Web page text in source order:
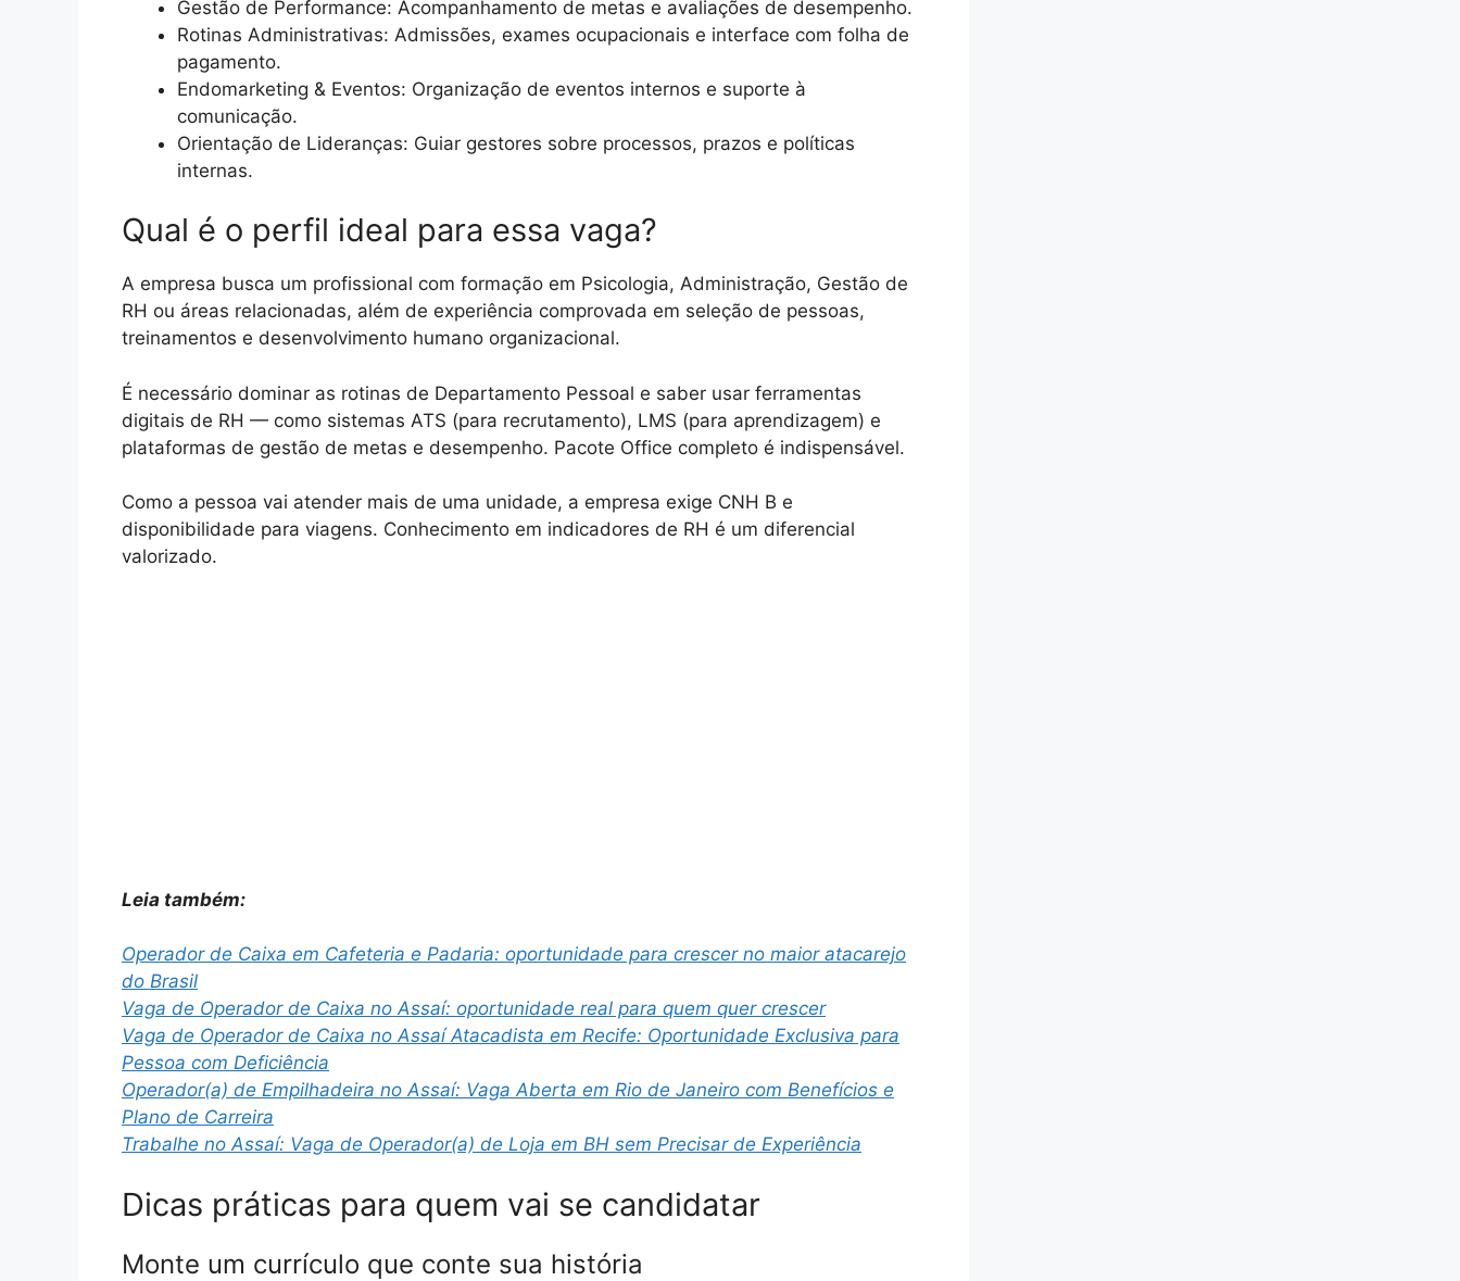
Gestão de Performance: Acompanhamento de metas e avaliações de desempenho.
Rotinas Administrativas: Admissões, exames ocupacionais e interface com folha de
pagamento.
Endomarketing & Eventos: Organização de eventos internos e suporte à
comunicação.
Orientação de Lideranças: Guiar gestores sobre processos, prazos e políticas
internas.
Qual é o perfil ideal para essa vaga?
A empresa busca um profissional com formação em Psicologia, Administração, Gestão de
RH ou áreas relacionadas, além de experiência comprovada em seleção de pessoas,
treinamentos e desenvolvimento humano organizacional.
É necessário dominar as rotinas de Departamento Pessoal e saber usar ferramentas
digitais de RH — como sistemas ATS (para recrutamento), LMS (para aprendizagem) e
plataformas de gestão de metas e desempenho. Pacote Office completo é indispensável.
Como a pessoa vai atender mais de uma unidade, a empresa exige CNH B e
disponibilidade para viagens. Conhecimento em indicadores de RH é um diferencial
valorizado.
Leia também:
Operador de Caixa em Cafeteria e Padaria: oportunidade para crescer no maior atacarejo
do Brasil
Vaga de Operador de Caixa no Assaí: oportunidade real para quem quer crescer
Vaga de Operador de Caixa no Assaí Atacadista em Recife: Oportunidade Exclusiva para
Pessoa com Deficiência
Operador(a) de Empilhadeira no Assaí: Vaga Aberta em Rio de Janeiro com Benefícios e
Plano de Carreira
Trabalhe no Assaí: Vaga de Operador(a) de Loja em BH sem Precisar de Experiência
Dicas práticas para quem vai se candidatar
Monte um currículo que conte sua história